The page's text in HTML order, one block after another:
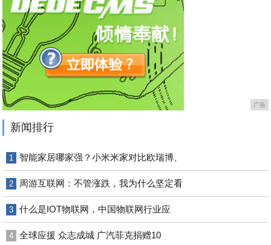
广告
新闻排行
1 智能家居哪家强？小米米家对比欧瑞博、
2 周游互联网：不管涨跌，我为什么坚定看
3 什么是IOT物联网，中国物联网行业应
4 全球应援 众志成城 广汽菲克捐赠10